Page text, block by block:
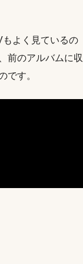
もよく見ているの
前のアルバムに収
です。